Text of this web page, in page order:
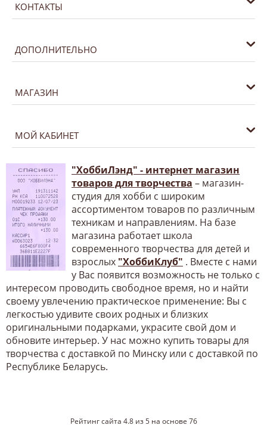
КОНТАКТЫ
ДОПОЛНИТЕЛЬНО
МАГАЗИН
МОЙ КАБИНЕТ
"ХоббиЛэнд" - интернет магазин
товаров для творчества – магазин-
студия для хобби с широким
ассортиментом товаров по различным
техникам и направлениям. На базе
магазина работает школа
современного творчества для детей и
взрослых "ХоббиКлуб" . Вместе с нами
у Вас появится возможность не только с
интересом проводить свободное время, но и найти
своему увлечению практическое применение: Вы с
легкостью удивите своих родных и близких
оригинальными подарками, украсите свой дом и
обновите интерьер. У нас можно купить товары для
творчества с доставкой по Минску или с доставкой по
Республике Беларусь.
Рейтинг сайта 4.8из5на основе 76